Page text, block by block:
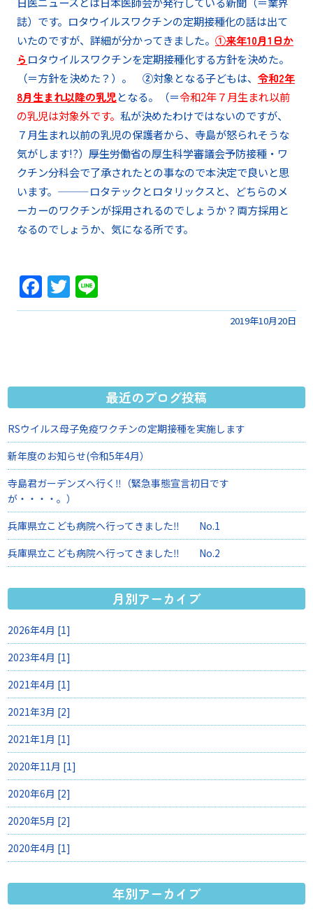
誌）です。ロタウイルスワクチンの定期接種化の話は出て
いたのですが、詳細が分かってきました。 ①来年10月1日か
ら ロタウイルスワクチンを定期接種化する方針を決めた。
（＝方針を決めた？）。 ②対象となる子どもは、 令和2年
8月生まれ以降の乳児となる。（＝令和2年７月生まれ以前
の乳児は対象外です。 私が決めたわけではないのですが、
７月生まれ以前の乳児の保護者から、寺島が怒られそうな
気がします!?）――厚生労働省の厚生科学審議会予防接種・ワ
クチン分科会で了承されたとの事なので本決定で良いと思
います。―――ロタテックとロタリックスと、どちらのメ
ーカーのワクチンが採用されるのでしょうか？両方採用と
なるのでしょうか、気になる所です。
Facebook
Twitter
Line
2019年10月20日
最近のブログ投稿
RSウイルス母子免疫ワクチンの定期接種を実施します
新年度のお知らせ(令和5年4月）
寺島君ガーデンズへ行く‼（緊急事態宣言初日です
が・・・・。）
兵庫県立こども病院へ行ってきました‼ No.1
兵庫県立こども病院へ行ってきました‼ No.2
月別アーカイブ
2026年4月 [1]
2023年4月 [1]
2021年4月 [1]
2021年3月 [2]
2021年1月 [1]
2020年11月 [1]
2020年6月 [2]
2020年5月 [2]
2020年4月 [1]
年別アーカイブ